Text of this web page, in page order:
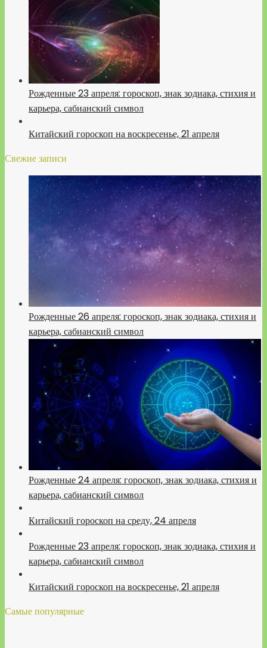
Рожденные 23 апреля: гороскоп, знак зодиака, стихия и
карьера, сабианский символ
Китайский гороскоп на воскресенье, 21 апреля
Свежие записи
Рожденные 26 апреля: гороскоп, знак зодиака, стихия и
карьера, сабианский символ
Рожденные 24 апреля: гороскоп, знак зодиака, стихия и
карьера, сабианский символ
Китайский гороскоп на среду, 24 апреля
Рожденные 23 апреля: гороскоп, знак зодиака, стихия и
карьера, сабианский символ
Китайский гороскоп на воскресенье, 21 апреля
Самые популярные